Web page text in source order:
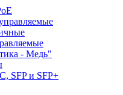
- Медь"
SFP и SFP+